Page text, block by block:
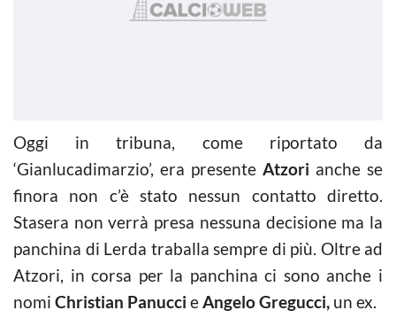
Oggi in tribuna, come riportato da
‘Gianlucadimarzio’, era presente Atzori anche se
finora non c’è stato nessun contatto diretto.
Stasera non verrà presa nessuna decisione ma la
panchina di Lerda traballa sempre di più. Oltre ad
Atzori, in corsa per la panchina ci sono anche i
nomi Christian Panucci eAngelo Gregucci, un ex.